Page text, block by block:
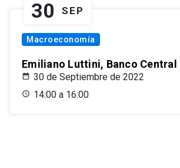
30 SEP
Macroeconomía
Emiliano Luttini, Banco Central
30 de Septiembre de 2022
14:00 a 16:00